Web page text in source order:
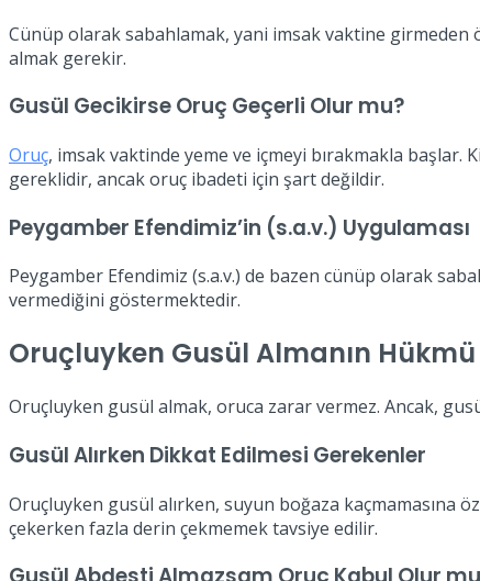
Cünüp olarak sabahlamak, yani imsak vaktine girmeden
almak gerekir.
Gusül Gecikirse Oruç Geçerli Olur mu?
Oruç, imsak vaktinde yeme ve içmeyi bırakmakla başlar.
gereklidir, ancak oruç ibadeti için şart değildir.
Peygamber Efendimiz’in (s.a.v.) Uygulaması
Peygamber Efendimiz (s.a.v.) de bazen cünüp olarak
vermediğini göstermektedir.
Oruçluyken Gusül Almanın Hükmü
Oruçluyken gusül almak, oruca zarar vermez. Ancak,
Gusül Alırken Dikkat Edilmesi Gerekenler
Oruçluyken gusül alırken, suyun boğaza kaçmamasına
çekerken fazla derin çekmemek tavsiye edilir.